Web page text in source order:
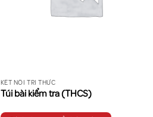
KẾT NỐI TRI THỨC
Túi bài kiểm tra (THCS)